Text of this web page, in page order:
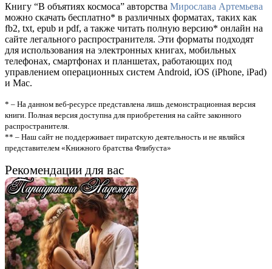
Книгу “В объятиях космоса” авторства Мирослава Артемьева
можно скачать бесплатно* в различных форматах, таких как
fb2, txt, epub и pdf, а также читать полную версию* онлайн на
сайте легального распространителя. Эти форматы подходят
для использования на электронных книгах, мобильных
телефонах, смартфонах и планшетах, работающих под
управлением операционных систем Android, iOS (iPhone, iPad)
и Mac.
* – На данном веб-ресурсе представлена лишь демонстрационная версия
книги. Полная версия доступна для приобретения на сайте законного
распространителя.
** – Наш сайт не поддерживает пиратскую деятельность и не являйся
представителем «Книжного братства Флибуста»
Рекомендации для вас